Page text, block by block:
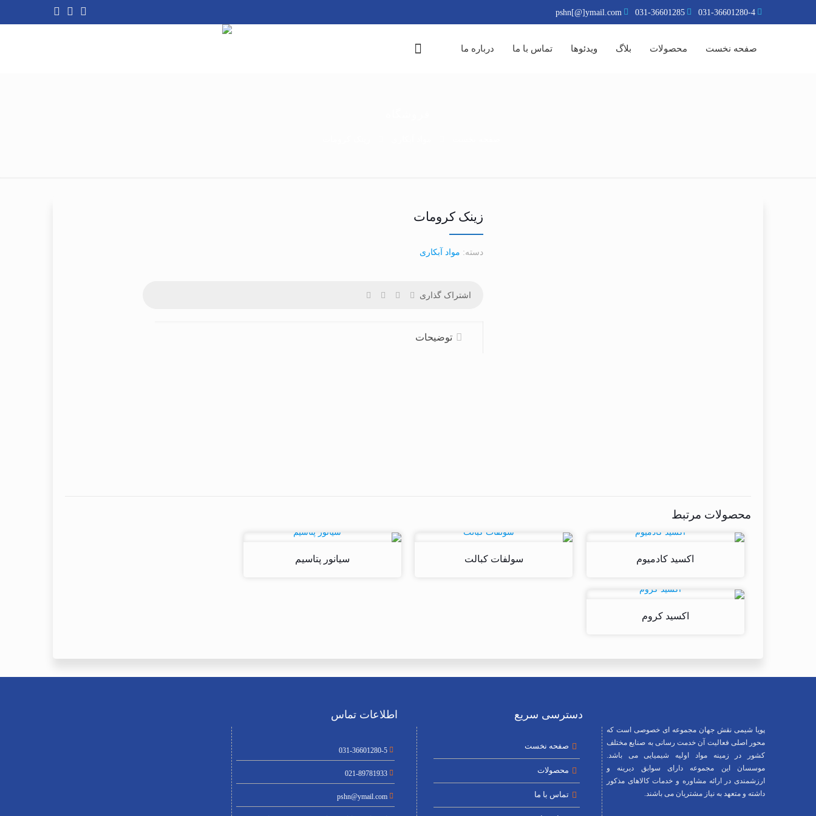
031-36601280-4
031-36601285
pshn[@]ymail.com
صفحه نخست محصولات بلاگ ویدئوها تماس با ما درباره ما
زینک کرومات
دسته: مواد آبکاری
اشتراک گذاری
توضیحات
محصولات مرتبط
اکسید کادمیوم سولفات کبالت سیانور پتاسیم
اکسید کروم
پویا شیمی نقش جهان مجموعه ای خصوصی است که
محور اصلی فعالیت آن خدمت رسانی به صنایع مختلف
کشور در زمینه مواد اولیه شیمیایی می باشد.
موسسان این مجموعه دارای سوابق دیرینه و
ارزشمندی در ارائه مشاوره و خدمات کالاهای مذکور
داشته و متعهد به نیاز مشتریان می باشند.
دسترسی سریع
صفحه نخست
محصولات
تماس با ما
اطلاعات تماس
031-36601280-5
021-89781933
pshn@ymail.com